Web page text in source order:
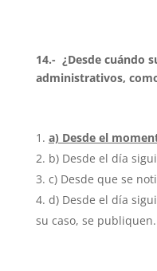
14.- ¿Desde cuándo
administrativos,
a) Desde el
b) Desde el día
c) Desde que se
d) Desde el día
su caso, se publiquen.